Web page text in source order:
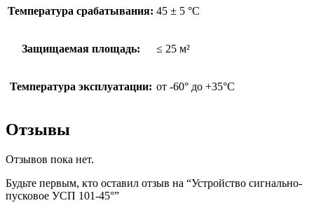
Температура срабатывания: 45 ± 5 °С
Защищаемая площадь: ≤ 25 м²
Температура эксплуатации: от -60° до +35°С
Отзывы
Отзывов пока нет.
Будьте первым, кто оставил отзыв на “Устройство сигнально-
пусковое УСП 101-45°”